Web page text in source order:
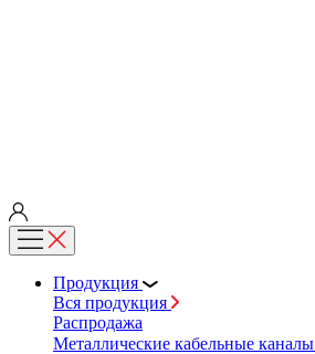
Продукция
Вся продукция
Распродажа
Металлические кабельные каналы